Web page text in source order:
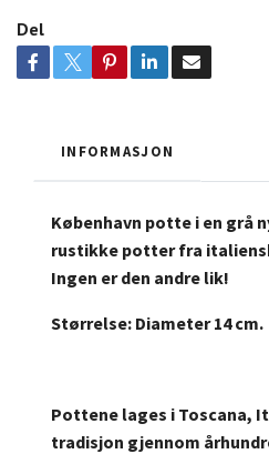
Del
INFORMASJON
København potte i en grå
rustikke potter fra
Ingen er den andre lik!
Størrelse: Diameter 14 cm.
Pottene lages i Toscana,
tradisjon gjennom